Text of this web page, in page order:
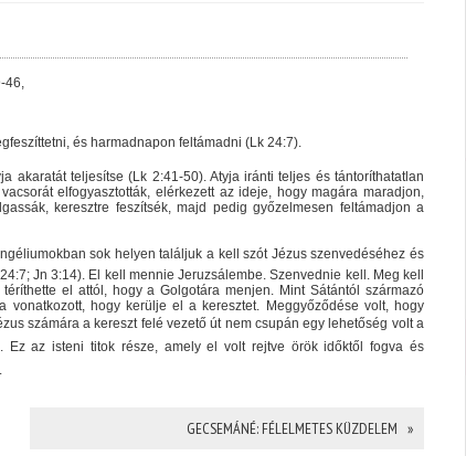
46,
és harmadnapon feltámadni (Lk 24:7).
akaratát teljesítse (Lk 2:41-50). Atyja iránti teljes és tántoríthatatlan
elfogyasztották, elérkezett az ideje, hogy magára maradjon,
keresztre feszítsék, majd pedig győzelmesen feltámadjon a
sok helyen találjuk a kell szót Jézus szenvedéséhez és
Jn 3:14). El kell mennie Jeruzsálembe. Szenvednie kell. Meg kell
el attól, hogy a Golgotára menjen. Mint Sátántól származó
hogy kerülje el a keresztet. Meggyőződése volt, hogy
számára a kereszt felé vezető út nem csupán egy lehetőség volt a
az isteni titok része, amely el volt rejtve örök időktől fogva és
GECSEMÁNÉ: FÉLELMETES KÜZDELEM »